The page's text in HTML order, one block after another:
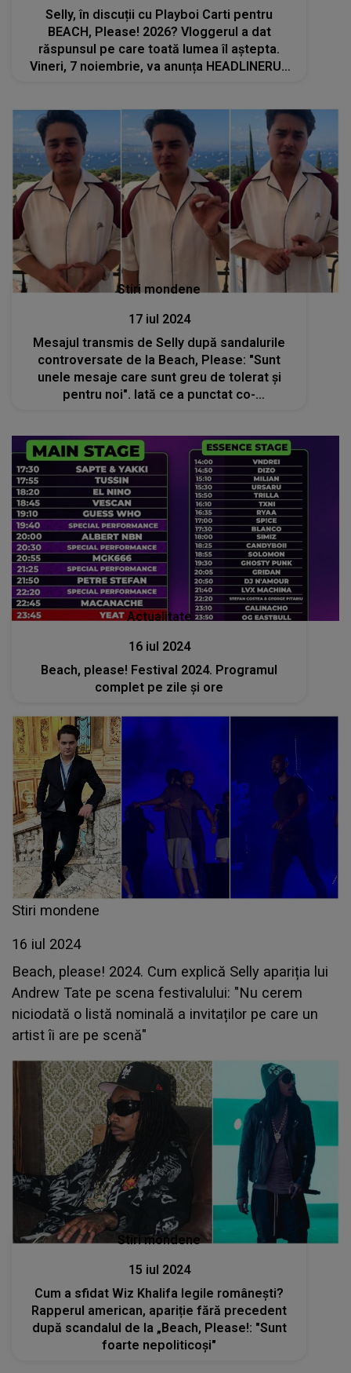
Selly, în discuții cu Playboi Carti pentru
BEACH, Please! 2026? Vloggerul a dat
răspunsul pe care toată lumea îl aștepta.
Vineri, 7 noiembrie, va anunța HEADLINERUL
Stiri mondene
17 iul 2024
Mesajul transmis de Selly după sandalurile
controversate de la Beach, Please: "Sunt
unele mesaje care sunt greu de tolerat și
pentru noi". Iată ce a punctat co-
Actualitate
16 iul 2024
Beach, please! Festival 2024. Programul
complet pe zile și ore
Stiri mondene
16 iul 2024
Beach, please! 2024. Cum explică Selly apariția lui
Andrew Tate pe scena festivalului: "Nu cerem
niciodată o listă nominală a invitaților pe care un
artist îi are pe scenă"
Stiri mondene
15 iul 2024
Cum a sfidat Wiz Khalifa legile românești?
Rapperul american, apariție fără precedent
după scandalul de la „Beach, Please!: "Sunt
foarte nepoliticoși"